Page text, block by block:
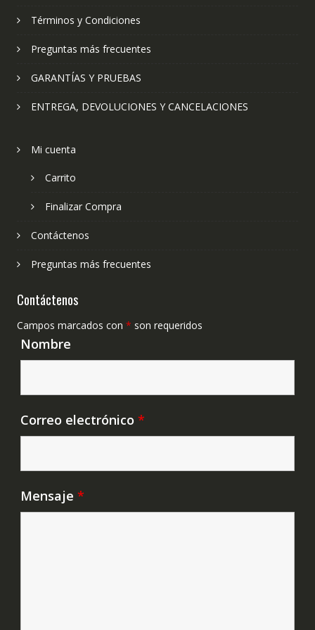
Términos y Condiciones
Preguntas más frecuentes
GARANTÍAS Y PRUEBAS
ENTREGA, DEVOLUCIONES Y CANCELACIONES
Mi cuenta
Carrito
Finalizar Compra
Contáctenos
Preguntas más frecuentes
Contáctenos
Campos marcados con * son requeridos
Nombre
Correo electrónico *
Mensaje *